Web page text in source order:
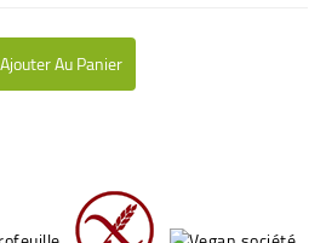
Ajouter Au Panier